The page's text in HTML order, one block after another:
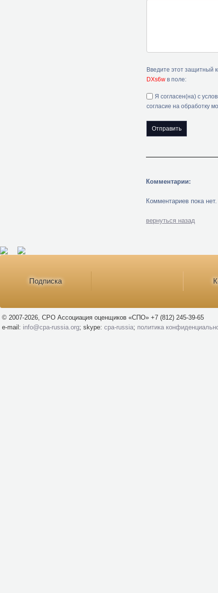
Введите этот защитный
DXs6w в поле:
Я согласен(на) с
согласие на обработку
Комментарии:
Комментариев пока нет.
вернуться назад
Подписка
© 2007-2026, СРО Ассоциация оценщиков «СПО» +7 (812) 245-39-65
e-mail: info@cpa-russia.org; skype: cpa-russia; политика